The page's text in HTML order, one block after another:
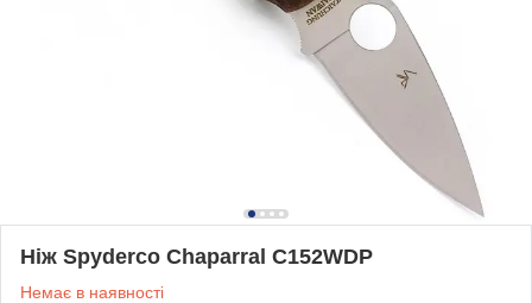
Ніж Spyderco Chaparral C152WDP
Немає в наявності